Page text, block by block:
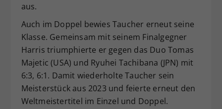
aus.
Auch im Doppel bewies Taucher erneut seine
Klasse. Gemeinsam mit seinem Finalgegner
Harris triumphierte er gegen das Duo Tomas
Majetic (USA) und Ryuhei Tachibana (JPN) mit
6:3, 6:1. Damit wiederholte Taucher sein
Meisterstück aus 2023 und feierte erneut den
Weltmeistertitel im Einzel und Doppel.